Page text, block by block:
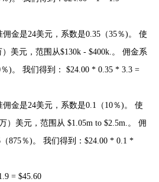
金是24美元，系数是0.35（35％)。 使
美元，范围从$130k - $400k.。 佣金系
)。 我们得到： $24.00 * 0.35 * 3.3 =
金是24美元，系数是0.1（10％)。 使
）美元，范围从 $1.05m to $2.5m.。 佣
875％)。 我们得到：$24.00 * 0.1 *
= $45.60